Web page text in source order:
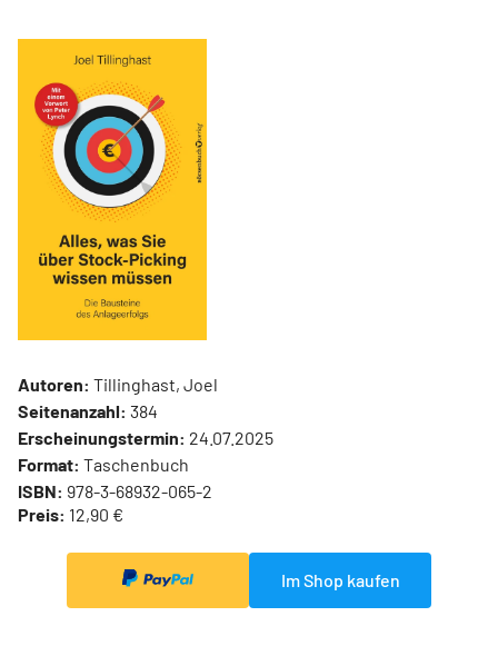
Autoren: Tillinghast, Joel
Seitenanzahl: 384
Erscheinungstermin: 24.07.2025
Format: Taschenbuch
ISBN: 978-3-68932-065-2
Preis: 12,90 €
Im Shop kaufen